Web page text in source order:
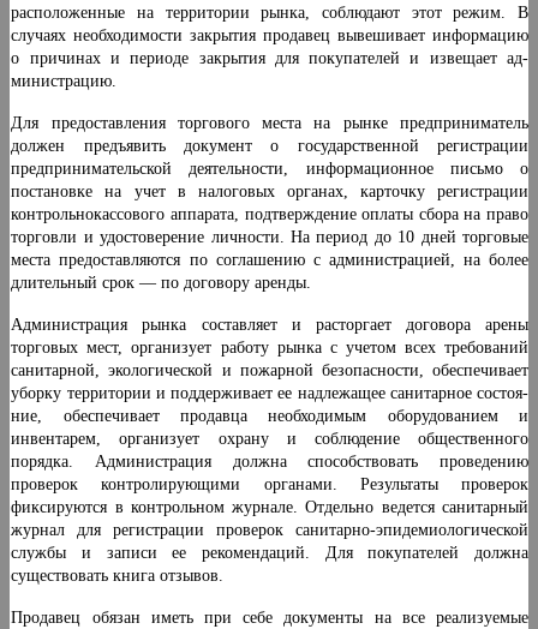
расположенные на территории рынка, со­блюдают этот режим. В
случаях необходимости зак­рытия продавец вывешивает информацию
о причинах и периоде закрытия для покупателей и извещает ад­
министрацию.
Для предоставления торгового места на рынке пред­приниматель
должен предъявить документ о государ­ственной регистрации
предпринимательской деятель­ности, информационное письмо о
постановке на учет в налоговых органах, карточку регистрации
контрольно­кассового аппарата, подтверждение оплаты сбора на право
торговли и удостоверение личности. На период до 10 дней торговые
места предоставляются по согла­шению с администрацией, на более
длительный срок — по договору аренды.
Администрация рынка составляет и расторгает до­говора арены
торговых мест, организует работу рынка с учетом всех требований
санитарной, экологической и пожарной безопасности, обеспечивает
уборку террито­рии и поддерживает ее надлежащее санитарное состоя­
ние, обеспечивает продавца необходимым оборудовани­ем и
инвентарем, организует охрану и соблюдение об­щественного
порядка. Администрация должна способ­ствовать проведению
проверок контролирующими орга­нами. Результаты проверок
фиксируются в контрольном журнале. Отдельно ведется санитарный
журнал для регистрации проверок санитарно-эпидемиологической
службы и записи ее рекомендаций. Для покупателей должна
существовать книга отзывов.
Продавец обязан иметь при себе документы на все реализуемые